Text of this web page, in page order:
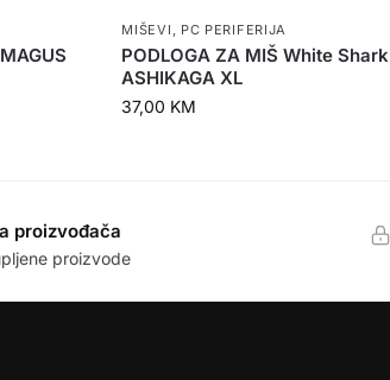
MIŠEVI , PC PERIFERIJA
PODLOGA ZA MIŠ White Shark
ASHIKAGA XL
37,00 KM
proizvođača
proizvode